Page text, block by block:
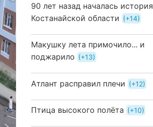
90 лет назад началась история
Костанайской области
+14
Макушку лета примочило... и
поджарило
+13
Атлант расправил плечи +12
Птица высокого полёта +10